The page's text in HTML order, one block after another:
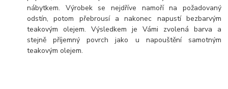
nábytkem. Výrobek se nejdříve namoří na požadovaný
odstín, potom přebrousí a nakonec napustí bezbarvým
teakovým olejem. Výsledkem je Vámi zvolená barva a
stejně příjemný povrch jako u napouštění samotným
teakovým olejem.